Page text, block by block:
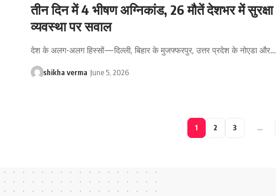
तीन दिन में 4 भीषण अग्निकांड, 26 मौतें देशभर में सुरक्षा
व्यवस्था पर सवाल
देश के अलग-अलग हिस्सों—दिल्ली, बिहार के मुजफ्फरपुर, उत्तर प्रदेश के नोएडा और…
shikha verma June 5, 2026
1 2 3 …